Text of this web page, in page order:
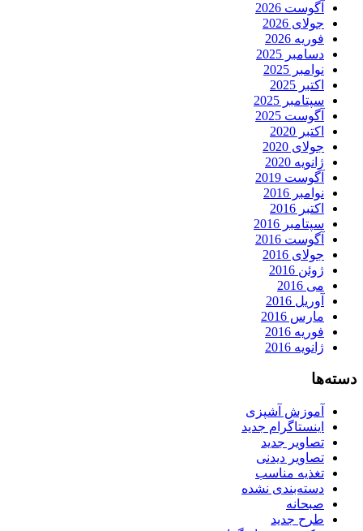
آگوست 2026
جولای 2026
فوریه 2026
دسامبر 2025
نوامبر 2025
اکتبر 2025
سپتامبر 2025
آگوست 2025
اکتبر 2020
جولای 2020
ژانویه 2020
آگوست 2019
نوامبر 2016
اکتبر 2016
سپتامبر 2016
آگوست 2016
جولای 2016
ژوئن 2016
می 2016
آوریل 2016
مارس 2016
فوریه 2016
ژانویه 2016
دسته‌ها
آموزش آشپزی
اینستاگرام جدید
تصاویر جدید
تصاویر دیدنی
تغذیه مناسب
دسته‌بندی نشده
صبحانه
طرح جدید